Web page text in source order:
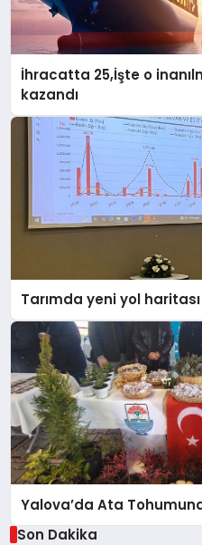
İhracatta 25,İşte o
kazandı
Tarımda yeni yol
Yalova’da Ata
Son Dakika